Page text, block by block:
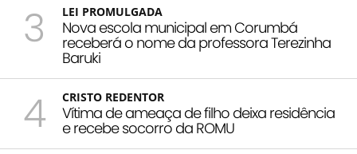
3 LEI PROMULGADA
Nova escola municipal em Corumbá
receberá o nome da professora Terezinha
Baruki
4 CRISTO REDENTOR
Vítima de ameaça de filho deixa residência
e recebe socorro da ROMU